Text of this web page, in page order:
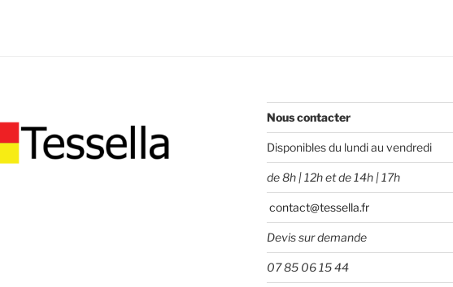
Nous contacter
Disponibles du lundi au vendredi
de 8h | 12h et de 14h | 17h
contact@tessella.fr
Devis sur demande
07 85 06 15 44